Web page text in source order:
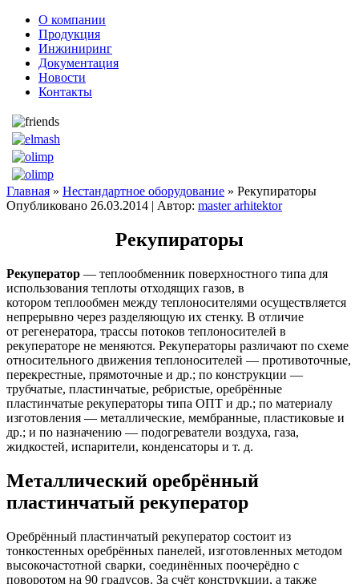
О компании
Продукция
Инжиниринг
Документация
Новости
Контакты
Главная » Нестандартное оборудование » Рекупираторы
Опубликовано 26.03.2014 | Автор: master arhitektor
Рекупираторы
Рекуператор — теплообменник поверхностного типа для
использования теплоты отходящих газов, в
котором теплообмен между теплоносителями осуществляется
непрерывно через разделяющую их стенку. В отличие
от регенератора, трассы потоков теплоносителей в
рекуператоре не меняются. Рекуператоры различают по схеме
относительного движения теплоносителей — противоточные,
перекрестные, прямоточные и др.; по конструкции —
трубчатые, пластинчатые, ребристые, оребрённые
пластинчатые рекуператоры типа ОПТ и др.; по материалу
изготовления — металлические, мембранные, пластиковые и
др.; и по назначению — подогреватели воздуха, газа,
жидкостей, испарители, конденсаторы и т. д.
Металлический оребрённый
пластинчатый рекуператор
Оребрённый пластинчатый рекуператор состоит из
тонкостенных оребрённых панелей, изготовленных методом
высокочастотной сварки, соединённых поочерёдно с
поворотом на 90 градусов. За счёт конструкции, а также